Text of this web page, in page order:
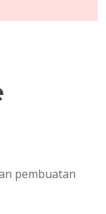
pembuatan